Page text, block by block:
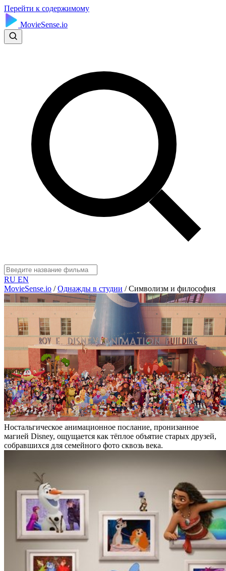
Перейти к содержимому
MovieSense.io
RU EN
MovieSense.io / Однажды в студии / Символизм и философия
Ностальгическое анимационное послание, пронизанное
магией Disney, ощущается как тёплое объятие старых друзей,
собравшихся для семейного фото сквозь века.